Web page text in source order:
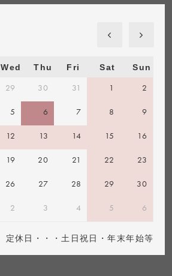
Wed Thu Fri Sat Sun
29 30 31 1 2
5 6 7 8 9
12 13 14 15 16
19 20 21 22 23
26 27 28 29 30
2 3 4 5 6
定休日・・・土日祝日・年末年始等